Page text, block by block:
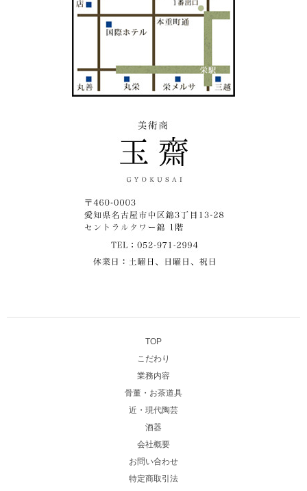
TOP
こだわり
業務内容
骨董・お茶道具
近・現代陶芸
酒器
会社概要
お問い合わせ
特定商取引法